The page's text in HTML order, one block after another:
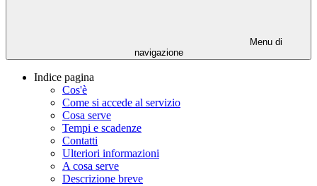
Menu di
navigazione
Indice pagina
Cos'è
Come si accede al servizio
Cosa serve
Tempi e scadenze
Contatti
Ulteriori informazioni
A cosa serve
Descrizione breve